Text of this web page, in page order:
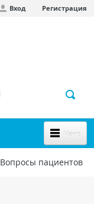
Вход Регистрация
Меню
Вопросы пациентов